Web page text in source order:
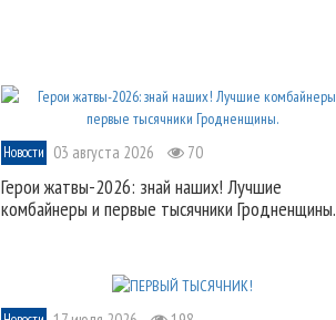
Новости 03 августа 2026 70
Герои жатвы-2026: знай наших! Лучшие
комбайнеры и первые тысячники Гродненщины.